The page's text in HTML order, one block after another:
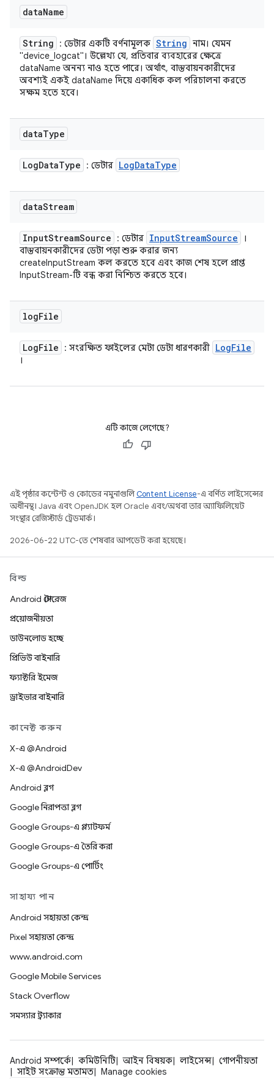
dataName
String : ডেটার একটি বর্ণনামূলক String নাম। যেমন
"device_logcat"। উল্লেখ্য যে, প্রতিবার ব্যবহারের ক্ষেত্রে
dataName অনন্য নাও হতে পারে। অর্থাৎ, বাস্তবায়নকারীদের
অবশ্যই একই dataName দিয়ে একাধিক কল পরিচালনা করতে
সক্ষম হতে হবে।
dataType
LogDataType : ডেটার LogDataType
dataStream
InputStreamSource : ডেটার InputStreamSource
।
বাস্তবায়নকারীদের ডেটা পড়া শুরু করার জন্য
createInputStream কল করতে হবে এবং কাজ শেষ হলে প্রাপ্ত
InputStream-টি বন্ধ করা নিশ্চিত করতে হবে।
logFile
LogFile : সংরক্ষিত ফাইলের মেটা ডেটা ধারণকারী LogFile
।
এটি কাজে লেগেছে?
এই পৃষ্ঠার কন্টেন্ট ও কোডের নমুনাগুলিContent License-এ বর্ণিত লাইসেন্সের
অধীনস্থ। Java এবং OpenJDK হল Oracle এবং/অথবা তার অ্যাফিলিয়েট
সংস্থার রেজিস্টার্ড ট্রেডমার্ক।
2026-06-22 UTC-তে শেষবার আপডেট করা হয়েছে।
বিল্ড
Android স্টোরেজ
প্রয়োজনীয়তা
ডাউনলোড হচ্ছে
প্রিভিউ বাইনারি
ফ্যাক্টরি ইমেজ
ড্রাইভার বাইনারি
কানেক্ট করুন
X-এ @Android
X-এ @AndroidDev
Android ব্লগ
Google নিরাপত্তা ব্লগ
Google Groups-এ প্ল্যাটফর্ম
Google Groups-এ তৈরি করা
Google Groups-এ পোর্টিং
সাহায্য পান
Android সহায়তা কেন্দ্র
Pixel সহায়তা কেন্দ্র
www.android.com
Google Mobile Services
Stack Overflow
সমস্যার ট্র্যাকার
Android সম্পর্কে কমিউনিটি আইন বিষয়ক লাইসেন্স
গোপনীয়তা
সাইট সংক্রান্ত মতামত
Manage cookies